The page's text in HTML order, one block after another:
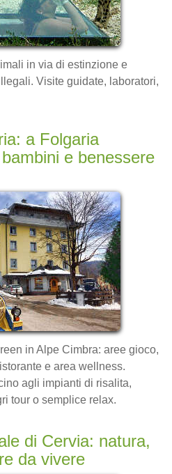
in via di estinzione e
Visite guidate, laboratori,
a Folgaria
e benessere
in Alpe Cimbra: aree gioco,
e area wellness.
agli impianti di risalita,
tour o semplice relax.
di Cervia: natura,
da vivere